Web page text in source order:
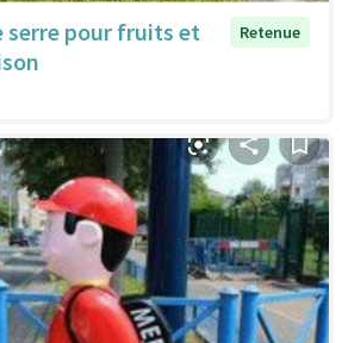
serre pour fruits et
Retenue